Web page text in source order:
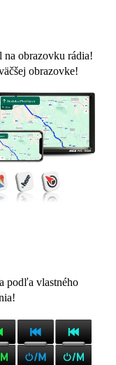
na obrazovku rádia!
obrazovke!
podľa vlastného